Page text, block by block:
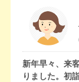
新年早々、来
りました。初